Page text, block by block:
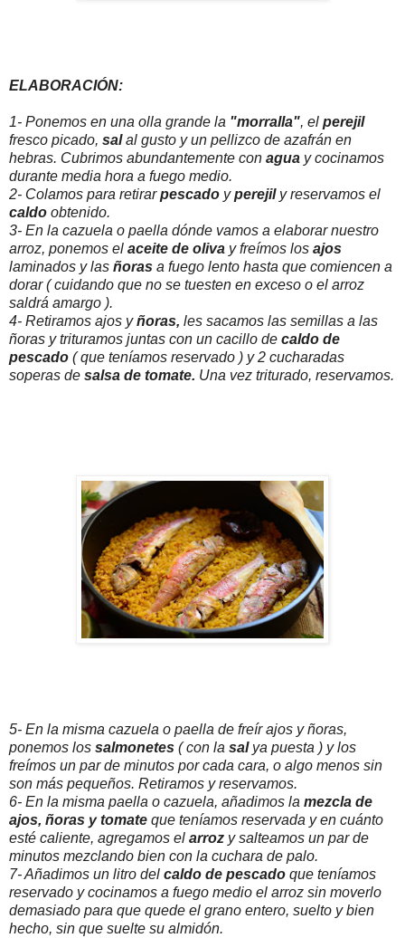
ELABORACIÓN:
1- Ponemos en una olla grande la "morralla", el perejil
fresco picado, salal gusto y un pellizco de azafrán en
hebras. Cubrimos abundantemente con agua y cocinamos
durante media hora a fuego medio.
2- Colamos para retirarpescado yperejily reservamos el
caldo obtenido.
3- En la cazuela o paella dónde vamos a elaborar nuestro
arroz, ponemos el aceite de oliva y freímos los ajos
laminados y las ñoras a fuego lento hasta que comiencen a
dorar ( cuidando que no se tuesten en exceso o el arroz
saldrá amargo ).
4- Retiramos ajos yñoras, les sacamos las semillas a las
ñoras y trituramos juntas con un cacillo de caldo de
pescado ( que teníamos reservado ) y 2 cucharadas
soperas de salsa de tomate. Una vez triturado, reservamos.
5- En la misma cazuela o paella de freír ajos y ñoras,
ponemos los salmonetes ( con la salya puesta ) y los
freímos un par de minutos por cada cara, o algo menos sin
son más pequeños. Retiramos y reservamos.
6- En la misma paella o cazuela, añadimos la mezcla de
ajos, ñoras y tomate que teníamos reservada y en cuánto
esté caliente, agregamos el arroz y salteamos un par de
minutos mezclando bien con la cuchara de palo.
7- Añadimos un litro del caldo de pescado que teníamos
reservado y cocinamos a fuego medio el arroz sin moverlo
demasiado para que quede el grano entero, suelto y bien
hecho, sin que suelte su almidón.